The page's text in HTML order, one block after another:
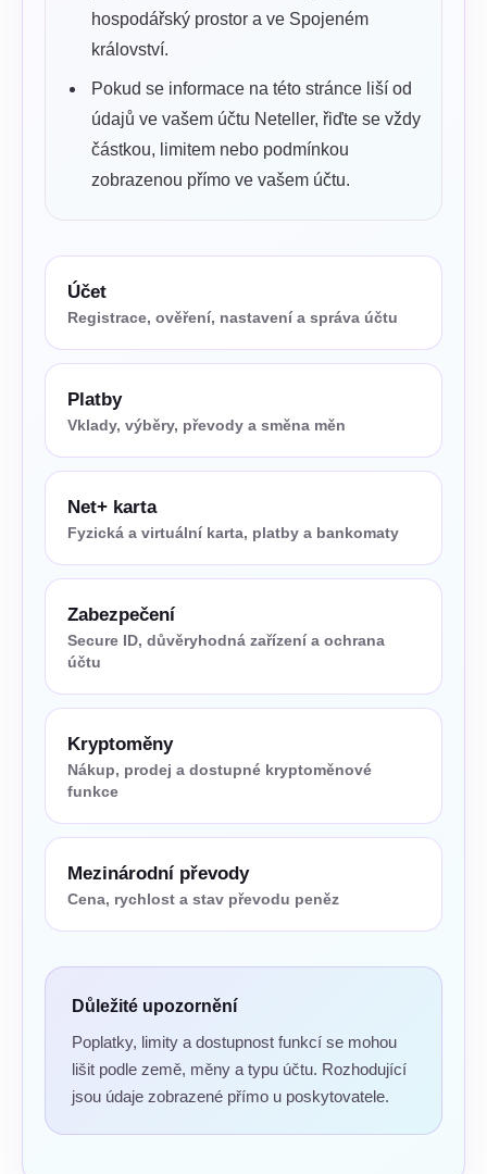
hospodářský prostor a ve Spojeném
království.
Pokud se informace na této stránce liší od
údajů ve vašem účtu Neteller, řiďte se vždy
částkou, limitem nebo podmínkou
zobrazenou přímo ve vašem účtu.
Účet
Registrace, ověření, nastavení a správa účtu
Platby
Vklady, výběry, převody a směna měn
Net+ karta
Fyzická a virtuální karta, platby a bankomaty
Zabezpečení
Secure ID, důvěryhodná zařízení a ochrana
účtu
Kryptoměny
Nákup, prodej a dostupné kryptoměnové
funkce
Mezinárodní převody
Cena, rychlost a stav převodu peněz
Důležité upozornění
Poplatky, limity a dostupnost funkcí se mohou
lišit podle země, měny a typu účtu. Rozhodující
jsou údaje zobrazené přímo u poskytovatele.